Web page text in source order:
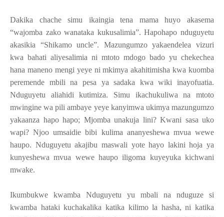
Dakika chache simu ikaingia tena mama huyo akasema
“wajomba zako wanataka kukusalimia”. Hapohapo nduguyetu
akasikia “Shikamo uncle”. Mazungumzo yakaendelea vizuri
kwa bahati aliyesalimia ni mtoto mdogo bado yu chekechea
hana maneno mengi yeye ni mkimya akahitimisha kwa kuomba
peremende mbili na pesa ya sadaka kwa wiki inayofuatia.
Nduguyetu aliahidi kutimiza. Simu ikachukuliwa na mtoto
mwingine wa pili ambaye yeye kanyimwa ukimya mazungumzo
yakaanza hapo hapo; Mjomba unakuja lini? Kwani sasa uko
wapi? Njoo umsaidie bibi kulima ananyeshewa mvua wewe
haupo. Nduguyetu akajibu maswali yote hayo lakini hoja ya
kunyeshewa mvua wewe haupo iligoma kuyeyuka kichwani
mwake.
Ikumbukwe kwamba Nduguyetu yu mbali na nduguze si
kwamba hataki kuchakalika katika kilimo la hasha, ni katika